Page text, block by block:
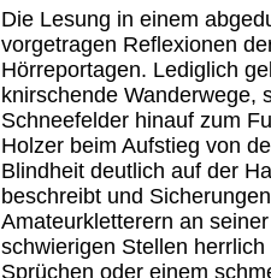
Die Lesung in einem
vorgetragen Reflexionen
Hörreportagen. Lediglich
knirschende Wanderwege,
Schneefelder hinauf zum
Holzer beim Aufstieg von
Blindheit deutlich auf der
beschreibt und
Amateurkletterern an
schwierigen Stellen
Sprüchen oder einem